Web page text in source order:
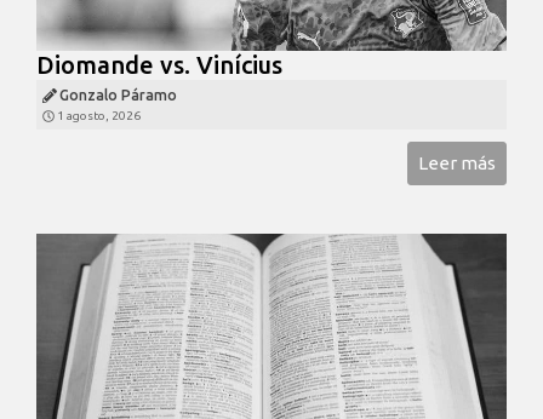
Diomande vs. Vinícius
Gonzalo Páramo
1 agosto, 2026
Leer más